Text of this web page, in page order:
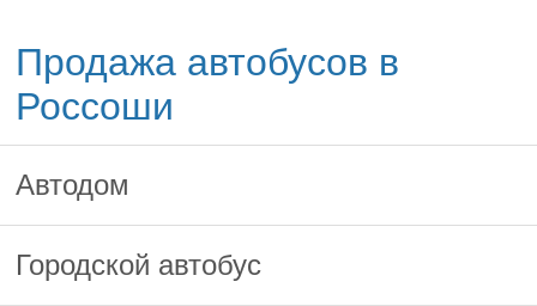
Продажа автобусов в
Россоши
Автодом
Городской автобус